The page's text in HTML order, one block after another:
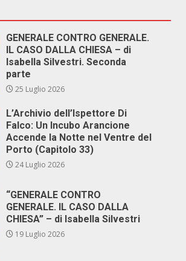
GENERALE CONTRO GENERALE.
IL CASO DALLA CHIESA – di
Isabella Silvestri. Seconda
parte
25 Luglio 2026
L’Archivio dell’Ispettore Di
Falco: Un Incubo Arancione
Accende la Notte nel Ventre del
Porto (Capitolo 33)
24 Luglio 2026
“GENERALE CONTRO
GENERALE. IL CASO DALLA
CHIESA” – di Isabella Silvestri
19 Luglio 2026